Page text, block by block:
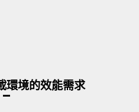
環境的效能需求